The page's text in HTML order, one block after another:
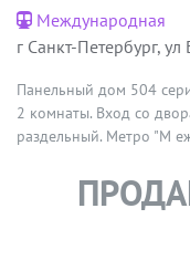
Международная
г Санкт-Петербург,
Панельный дом 504
2 комнаты. Вход со
раздельный. Метро "М